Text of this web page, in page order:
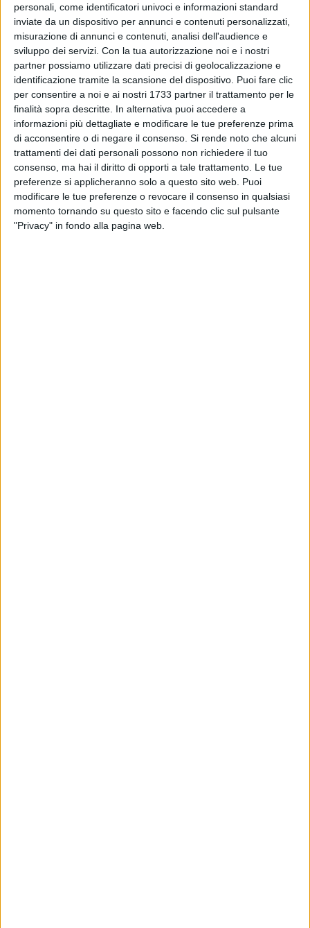
personali, come identificatori univoci e informazioni standard
inviate da un dispositivo per annunci e contenuti personalizzati,
misurazione di annunci e contenuti, analisi dell'audience e
sviluppo dei servizi. Con la tua autorizzazione noi e i nostri
partner possiamo utilizzare dati precisi di geolocalizzazione e
identificazione tramite la scansione del dispositivo. Puoi fare clic
per consentire a noi e ai nostri 1733 partner il trattamento per le
finalità sopra descritte. In alternativa puoi accedere a
informazioni più dettagliate e modificare le tue preferenze prima
di acconsentire o di negare il consenso. Si rende noto che alcuni
trattamenti dei dati personali possono non richiedere il tuo
consenso, ma hai il diritto di opporti a tale trattamento. Le tue
preferenze si applicheranno solo a questo sito web. Puoi
modificare le tue preferenze o revocare il consenso in qualsiasi
momento tornando su questo sito e facendo clic sul pulsante
"Privacy" in fondo alla pagina web.
Per l'ospedale "Sarcone" e per l'intero nord barese resta
ancora qualche flebile, debolissima, speranza. In vista della
riunione di giunta regionale che domani potrebbe apportare
qualche leggera modifica al piano di riordino ospedaliero
firmato Emiliano,oggi alle 11.30 l'Anci Puglia ha convocato i
per discutere dell'impatto sul territorio del riordino e
discutere di eventuali modifiche. Nel frattempo è stata